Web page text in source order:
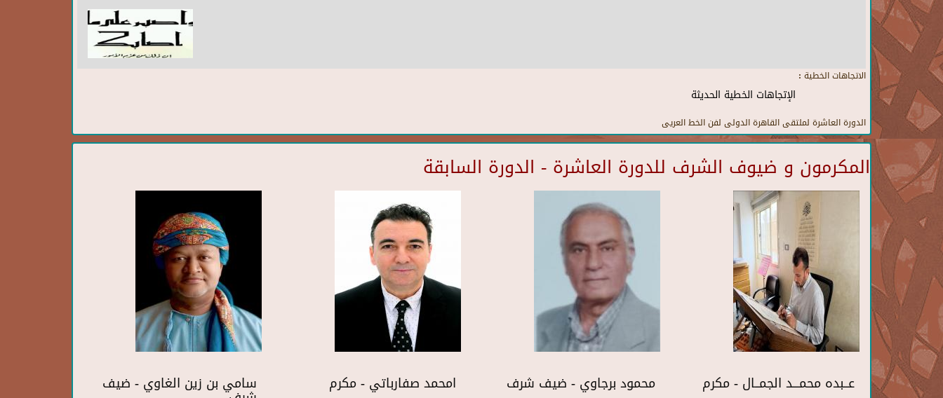
الاتجاهات الخطية :
الإتجاهات الخطية الحديثة
الدورة العاشرة لملتقى القاهرة الدولى لفن الخط العريى
المكرمون و ضيوف الشرف للدورة العاشرة - الدورة السابقة
سامي بن زين الغاوي - ضيف امحمد صفارباتي - مكرم محمود برجاوي - ضيف شرف عــبده محمـــد الجمــال - مكرم